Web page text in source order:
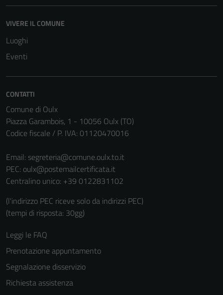
VIVERE IL COMUNE
Luoghi
Eventi
CONTATTI
Comune di Oulx
Piazza Garambois, 1 - 10056 Oulx (TO)
Codice fiscale / P. IVA: 01120470016
Email: segreteria@comune.oulx.to.it
PEC: oulx@postemailcertificata.it
Centralino unico: +39 0122831102
(l'indirizzo PEC riceve solo da indirizzi PEC)
(tempi di risposta: 30gg)
Leggi le FAQ
Prenotazione appuntamento
Segnalazione disservizio
Richiesta assistenza